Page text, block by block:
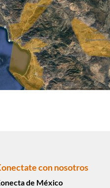
con nosotros
de México